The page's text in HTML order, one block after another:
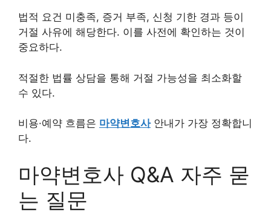
법적 요건 미충족, 증거 부족, 신청 기한 경과 등이
거절 사유에 해당한다. 이를 사전에 확인하는 것이
중요하다.
적절한 법률 상담을 통해 거절 가능성을 최소화할
수 있다.
비용·예약 흐름은 마약변호사안내가 가장 정확합니
다.
마약변호사 Q&A 자주 묻
는 질문